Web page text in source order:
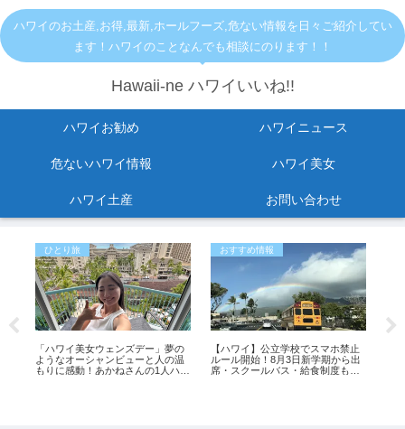
ハワイのお土産,お得,最新,ホールフーズ,危ない情報を日々ご紹介してい
ます！ハワイのことなんでも相談にのります！！
Hawaii-ne ハワイいいね!!
ハワイお勧め ハワイニュース
危ないハワイ情報 ハワイ美女
ハワイ土産 お問い合わせ
ひとり旅
「ハワイ美女ウェンズデー」夢の
ようなオーシャンビューと人の温
もりに感動！あかねさんの1人ハワ
おすすめ情報
【ハワイ】公立学校でスマホ禁止
ルール開始！8月3日新学期から出
席・スクールバス・給食制度も変